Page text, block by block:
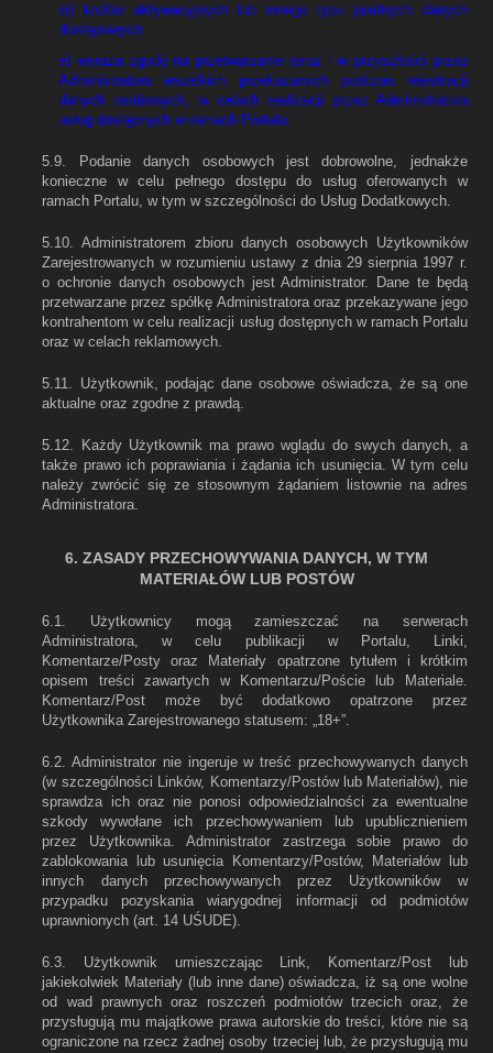
iii) kodów aktywacyjnych lub innego typu poufnych danych
dostępowych.
e) wyraża zgodę na przetwarzanie teraz i w przyszłości przez
Administratora wszelkich przekazanych podczas rejestracji
danych osobowych, w celach realizacji przez Administratora
usług dostępnych w ramach Portalu;
5.9. Podanie danych osobowych jest dobrowolne, jednakże
konieczne w celu pełnego dostępu do usług oferowanych w
ramach Portalu, w tym w szczególności do Usług Dodatkowych.
5.10. Administratorem zbioru danych osobowych Użytkowników
Zarejestrowanych w rozumieniu ustawy z dnia 29 sierpnia 1997 r.
o ochronie danych osobowych jest Administrator. Dane te będą
przetwarzane przez spółkę Administratora oraz przekazywane jego
kontrahentom w celu realizacji usług dostępnych w ramach Portalu
oraz w celach reklamowych.
5.11. Użytkownik, podając dane osobowe oświadcza, że są one
aktualne oraz zgodne z prawdą.
5.12. Każdy Użytkownik ma prawo wglądu do swych danych, a
także prawo ich poprawiania i żądania ich usunięcia. W tym celu
należy zwrócić się ze stosownym żądaniem listownie na adres
Administratora.
6. ZASADY PRZECHOWYWANIA DANYCH, W TYM
MATERIAŁÓW LUB POSTÓW
6.1. Użytkownicy mogą zamieszczać na serwerach
Administratora, w celu publikacji w Portalu, Linki,
Komentarze/Posty oraz Materiały opatrzone tytułem i krótkim
opisem treści zawartych w Komentarzu/Poście lub Materiale.
Komentarz/Post może być dodatkowo opatrzone przez
Użytkownika Zarejestrowanego statusem: „18+”.
6.2. Administrator nie ingeruje w treść przechowywanych danych
(w szczególności Linków, Komentarzy/Postów lub Materiałów), nie
sprawdza ich oraz nie ponosi odpowiedzialności za ewentualne
szkody wywołane ich przechowywaniem lub upublicznieniem
przez Użytkownika. Administrator zastrzega sobie prawo do
zablokowania lub usunięcia Komentarzy/Postów, Materiałów lub
innych danych przechowywanych przez Użytkowników w
przypadku pozyskania wiarygodnej informacji od podmiotów
uprawnionych (art. 14 UŚUDE).
6.3. Użytkownik umieszczając Link, Komentarz/Post lub
jakiekolwiek Materiały (lub inne dane) oświadcza, iż są one wolne
od wad prawnych oraz roszczeń podmiotów trzecich oraz, że
przysługują mu majątkowe prawa autorskie do treści, które nie są
ograniczone na rzecz żadnej osoby trzeciej lub, że przysługują mu